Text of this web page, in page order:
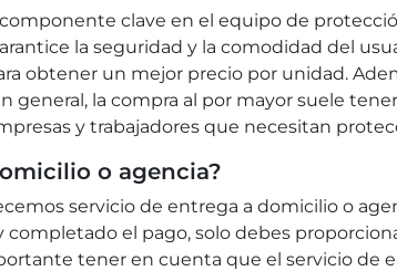
clave en el equipo de
la seguridad y la comodidad del
obtener un mejor precio por unidad.
general, la compra al por mayor suele
y trabajadores que necesitan
o agencia?
servicio de entrega a domicilio o
completado el pago, solo debes
tener en cuenta que el servicio de